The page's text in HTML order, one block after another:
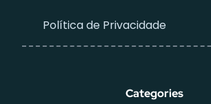
Política de Privacidade
Categories